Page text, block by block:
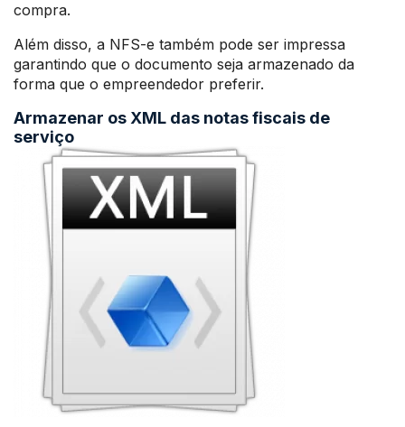
compra.
Além disso, a NFS-e também pode ser impressa
garantindo que o documento seja armazenado da
forma que o empreendedor preferir.
Armazenar os XML das notas fiscais de
serviço